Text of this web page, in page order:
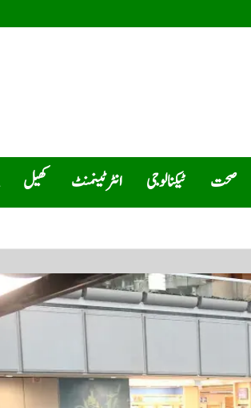
صحت ٹیکنالوجی انٹرٹینمنٹ کھیل